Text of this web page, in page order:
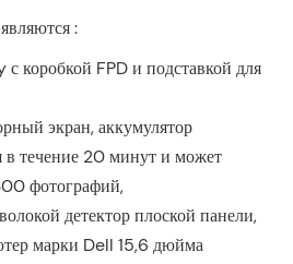
:
коробкой FPD и подставкой для
экран, аккумулятор
в течение 20 минут и может
300 фотографий,
детектор плоской панели,
марки Dell 15,6 дюйма